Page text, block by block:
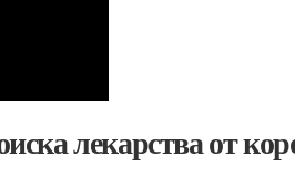
лекарства от